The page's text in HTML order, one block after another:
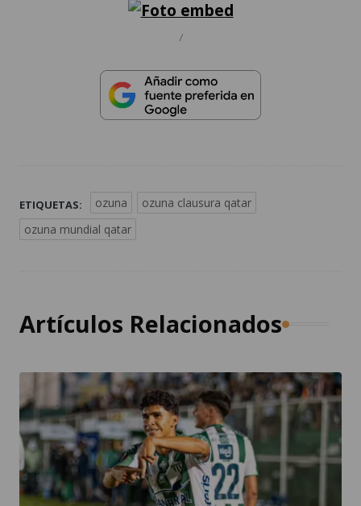
/
ETIQUETAS: ozuna
ozuna clausura qatar
ozuna mundial qatar
Artículos Relacionados